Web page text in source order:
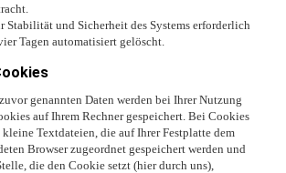
Stabilität und Sicherheit des Systems erforderlich
Tagen automatisiert gelöscht.
genannten Daten werden bei Ihrer Nutzung
auf Ihrem Rechner gespeichert. Bei Cookies
Textdateien, die auf Ihrer Festplatte dem
Browser zugeordnet gespeichert werden und
die den Cookie setzt (hier durch uns),